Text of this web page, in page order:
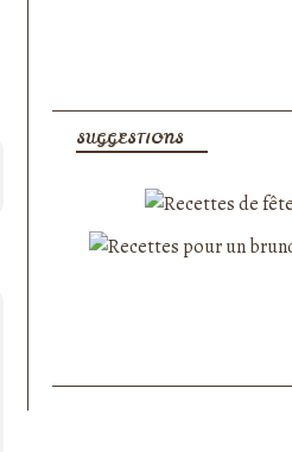
SUGGESTIONS